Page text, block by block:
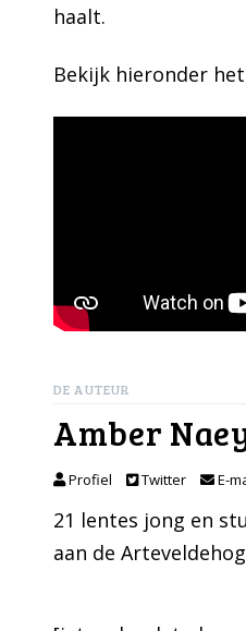
haalt.
Bekijk hieronder
DE AUTEUR
Amber
Profiel Twitter E-
21 lentes jong en
aan de